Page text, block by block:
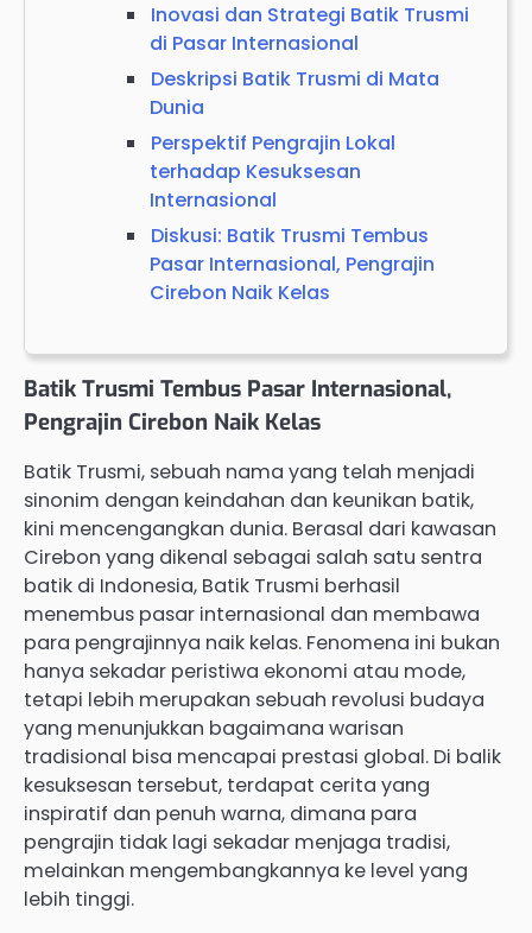
Inovasi dan Strategi Batik Trusmi
di Pasar Internasional
Deskripsi Batik Trusmi di Mata
Dunia
Perspektif Pengrajin Lokal
terhadap Kesuksesan
Internasional
Diskusi: Batik Trusmi Tembus
Pasar Internasional, Pengrajin
Cirebon Naik Kelas
Batik Trusmi Tembus Pasar Internasional,
Pengrajin Cirebon Naik Kelas
Batik Trusmi, sebuah nama yang telah menjadi
sinonim dengan keindahan dan keunikan batik,
kini mencengangkan dunia. Berasal dari kawasan
Cirebon yang dikenal sebagai salah satu sentra
batik di Indonesia, Batik Trusmi berhasil
menembus pasar internasional dan membawa
para pengrajinnya naik kelas. Fenomena ini bukan
hanya sekadar peristiwa ekonomi atau mode,
tetapi lebih merupakan sebuah revolusi budaya
yang menunjukkan bagaimana warisan
tradisional bisa mencapai prestasi global. Di balik
kesuksesan tersebut, terdapat cerita yang
inspiratif dan penuh warna, dimana para
pengrajin tidak lagi sekadar menjaga tradisi,
melainkan mengembangkannya ke level yang
lebih tinggi.